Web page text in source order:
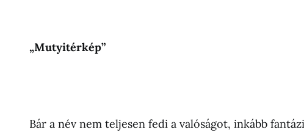
„Mutyitérkép”
Bár a név nem teljesen fedi a valóságot, inkább